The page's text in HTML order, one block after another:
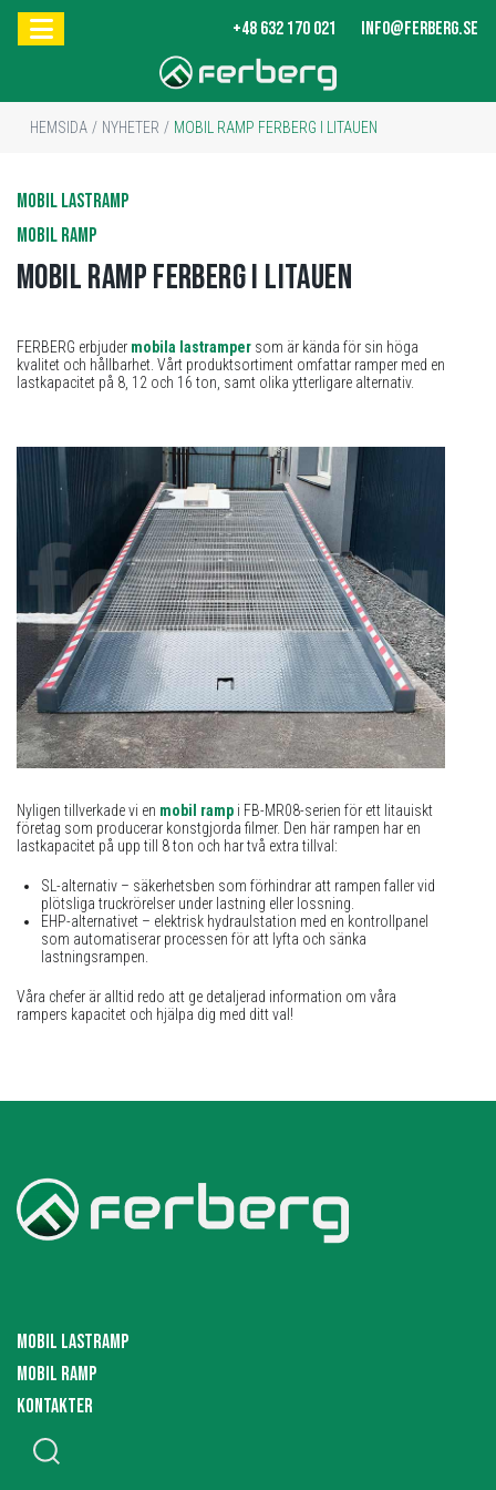
+48 632 170 021 INFO@FERBERG.SE
HEMSIDA / NYHETER / MOBIL RAMP FERBERG I LITAUEN
MOBIL LASTRAMP
MOBIL RAMP
Mobil ramp FERBERG i Litauen
FERBERG erbjuder mobila lastramper som är kända för sin höga
kvalitet och hållbarhet. Vårt produktsortiment omfattar ramper med en
lastkapacitet på 8, 12 och 16 ton, samt olika ytterligare alternativ.
Nyligen tillverkade vi en mobil ramp i FB-MR08-serien för ett litauiskt
företag som producerar konstgjorda filmer. Den här rampen har en
lastkapacitet på upp till 8 ton och har två extra tillval:
SL-alternativ – säkerhetsben som förhindrar att rampen faller vid
plötsliga truckrörelser under lastning eller lossning.
EHP-alternativet – elektrisk hydraulstation med en kontrollpanel
som automatiserar processen för att lyfta och sänka
lastningsrampen.
Våra chefer är alltid redo att ge detaljerad information om våra
rampers kapacitet och hjälpa dig med ditt val!
MOBIL LASTRAMP
MOBIL RAMP
KONTAKTER